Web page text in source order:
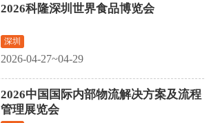
2026科隆深圳世界食品博览会
深圳
2026-04-27~04-29
2026中国国际内部物流解决方案及流程
管理展览会